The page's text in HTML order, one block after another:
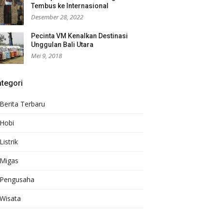
Tembus ke Internasional
Desember 28, 2022
Pecinta VM Kenalkan Destinasi
Unggulan Bali Utara
Mei 9, 2018
Berita Terbaru
Hobi
Listrik
Migas
Pengusaha
Wisata